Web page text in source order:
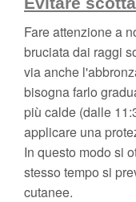
Fare attenzione a
bruciata dai raggi
via anche
bisogna farlo
più calde (dalle
applicare una
In questo modo si
stesso tempo si
cutanee.